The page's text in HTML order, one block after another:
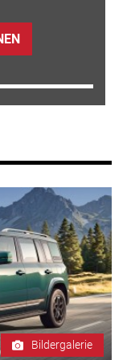
Bildergalerie